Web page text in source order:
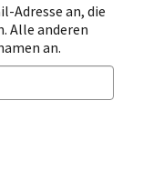
Adresse an, die
Alle anderen
an.